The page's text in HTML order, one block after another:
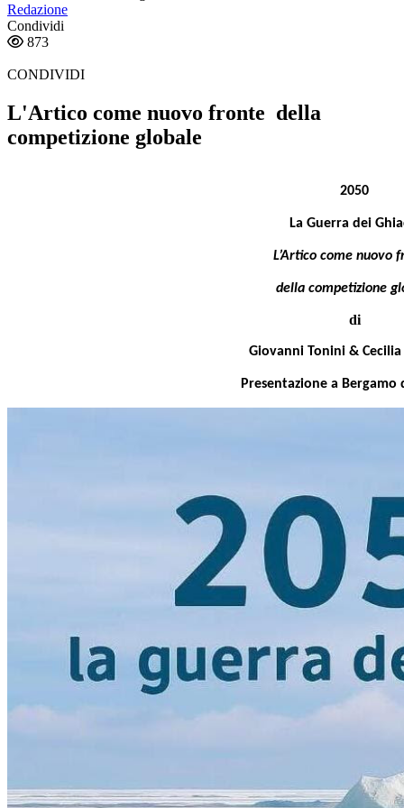
Redazione
Condividi
873
CONDIVIDI
L'Artico come nuovo fronte della
competizione globale
2050
La Guerra dei
L’Artico come nuovo
della competizione
di
Giovanni Tonini &
Presentazione a Bergamo